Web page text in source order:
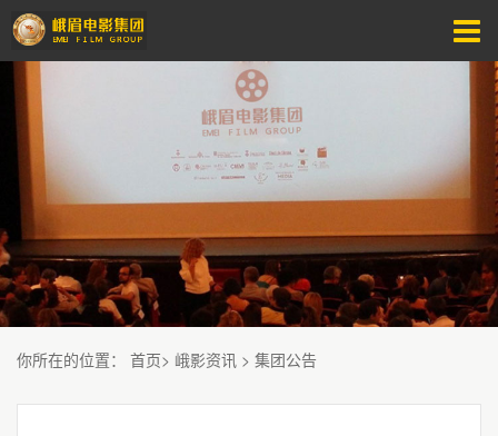
你所在的位置： 首页> 峨影资讯 > 集团公告